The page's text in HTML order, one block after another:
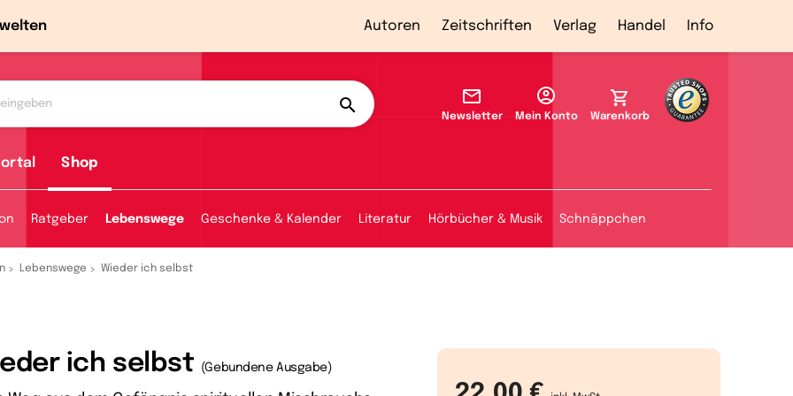
Autoren Zeitschriften Verlag Handel Info
Newsletter Mein Konto Warenkorb
Shop
Ratgeber Lebenswege Geschenke & Kalender Literatur Hörbücher & Musik Schnäppchen
Lebenswege Wieder ich selbst
ich selbst (Gebundene Ausgabe)